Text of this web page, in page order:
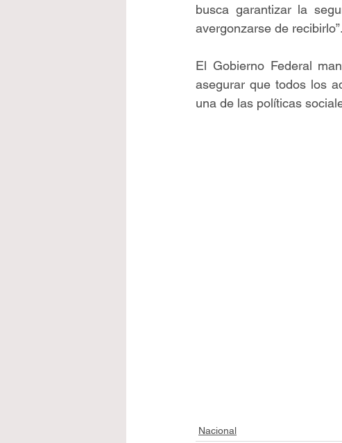
busca garantizar la
avergonzarse de recibirlo”.
El Gobierno Federal
asegurar que todos los
una de las políticas
Nacional